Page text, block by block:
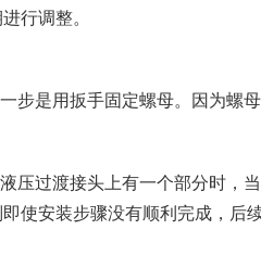
行调整。
是用扳手固定螺母。因为螺母
过渡接头上有一个部分时，当
使安装步骤没有顺利完成，后